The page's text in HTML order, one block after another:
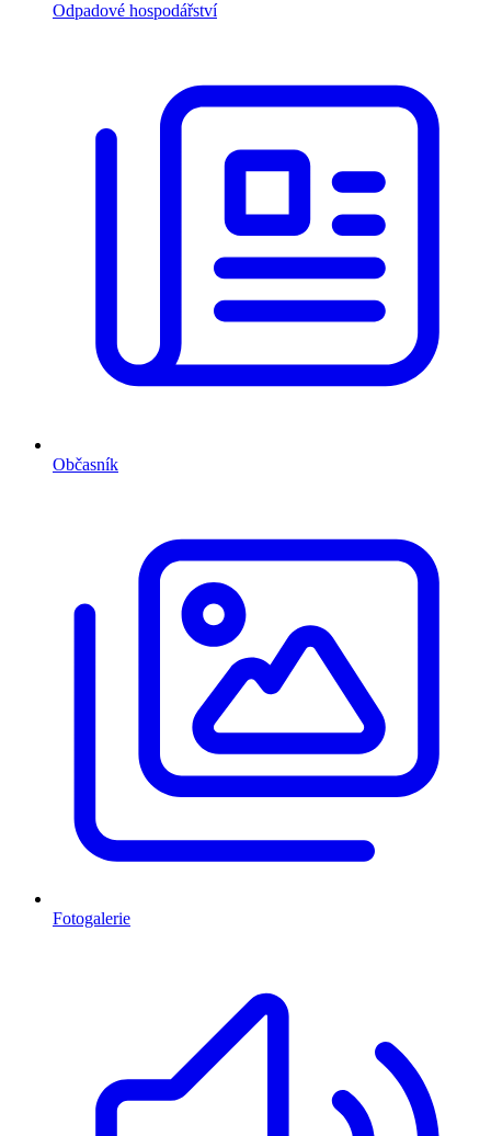
Odpadové hospodářství
Občasník
Fotogalerie